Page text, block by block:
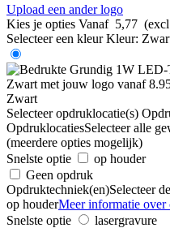
Upload een ander logo
Kies je opties Vanaf 5,77
Selecteer een kleur Kleur:
Zwart
Selecteer opdruklocatie(s)
OpdruklocatiesSelecteer alle
(meerdere opties mogelijk)
Snelste optie
op houder
Geen opdruk
Opdruktechniek(en)Selecteer
op houderMeer informatie over
Snelste optie
lasergravure